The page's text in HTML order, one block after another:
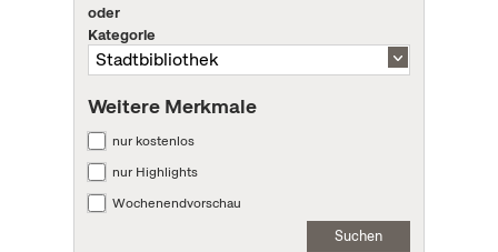
oder
Kategorie
Weitere Merkmale
nur kostenlos
nur Highlights
Wochenendvorschau
Suchen